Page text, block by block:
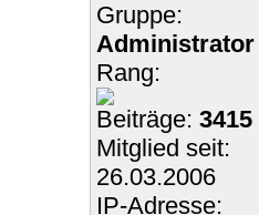
Gruppe:
Administrator
Rang:
Beiträge: 3415
Mitglied seit:
26.03.2006
IP-Adresse: